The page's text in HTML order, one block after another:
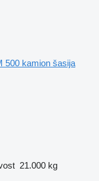
500 kamion šasija
21.000 kg